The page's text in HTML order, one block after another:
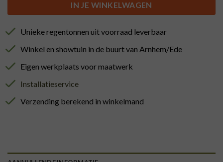
IN JE WINKELWAGEN
Unieke regentonnen uit voorraad leverbaar
Winkel en showtuin in de buurt van Arnhem/Ede
Eigen werkplaats voor maatwerk
Installatieservice
Verzending berekend in winkelmand